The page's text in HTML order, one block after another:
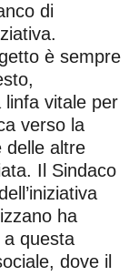
di
è sempre
vitale per
verso la
delle altre
Il Sindaco
ha
a questa
dove il